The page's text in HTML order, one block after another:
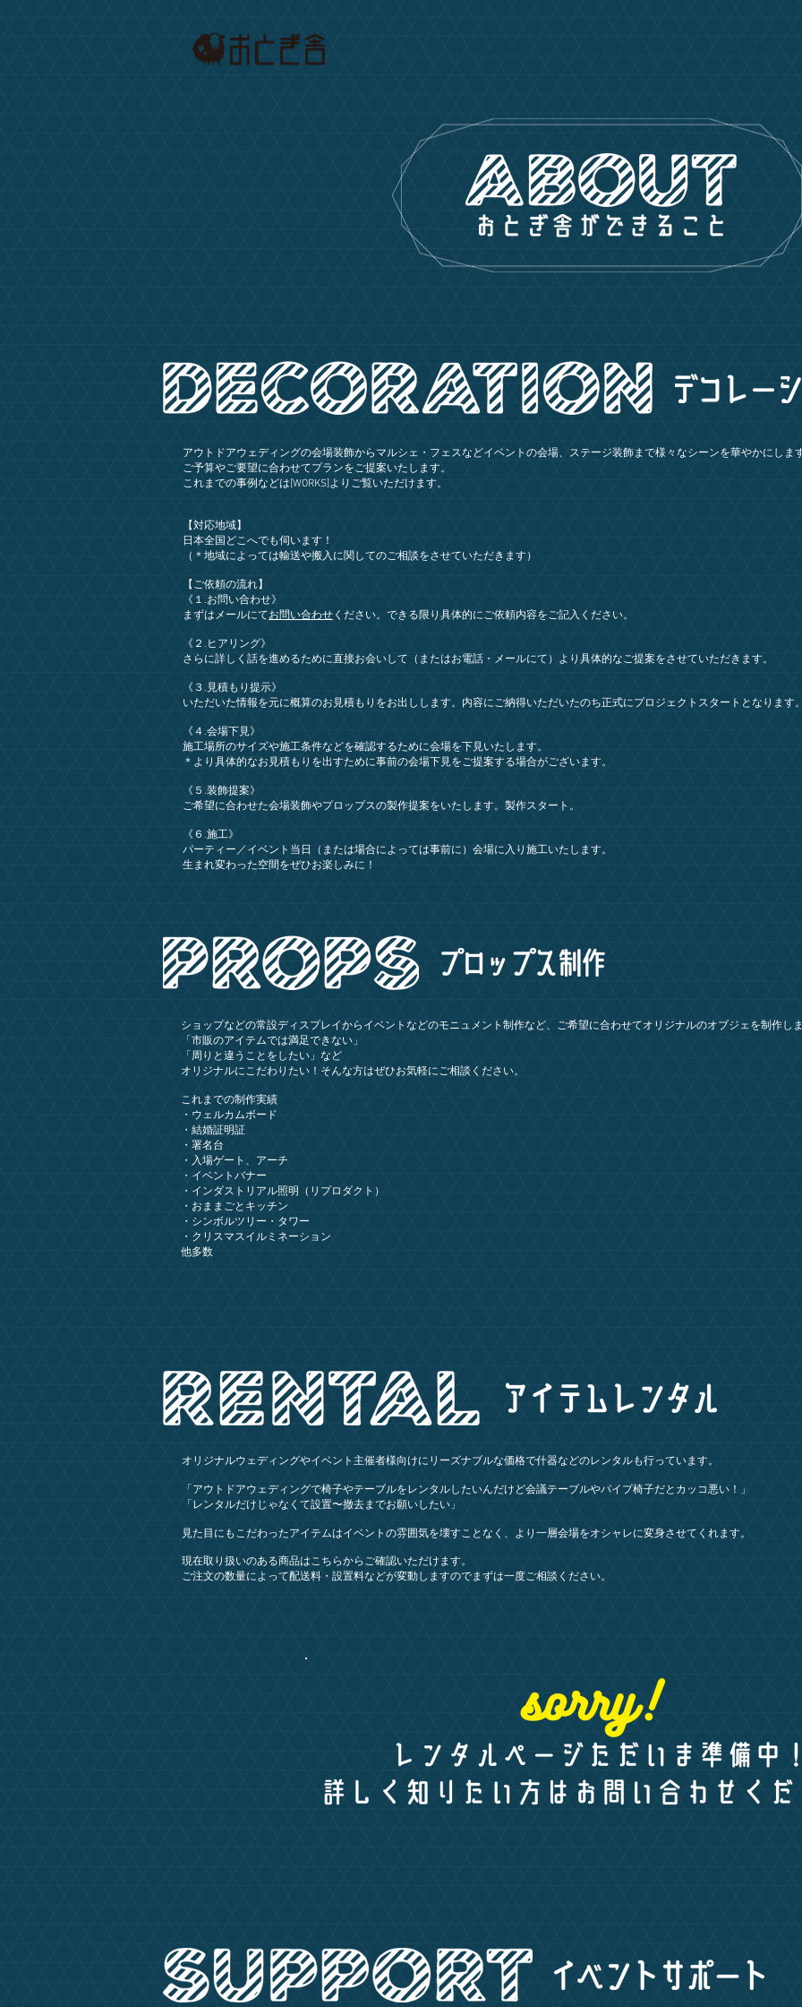
アウトドアウェディングの会場装飾からマルシェ・フェスなどイベントの会場、ステージ装飾まで様々なシーンを華やかにしま
ご予算やご要望に合わせてプランをご提案いたします。
これまでの事例などは[WORKS]よりご覧いただけます。
【対応地域】
日本全国どこへでも伺います！
（＊地域によっては輸送や搬入に関してのご相談をさせていただきます）
【ご依頼の流れ】​
《１.お問い合わせ》
まずはメールにてお問い合わせ ください。できる限り具体的にご依頼内容をご記入ください。
《２.ヒアリング》
さらに詳しく話を進めるために直接お会いして（またはお電話・メールにて）より具体的なご提案をさせていただきます。
《３.見積もり提示》
いただいた情報を元に概算のお見積もりをお出しします。内容にご納得いただいたのち正式にプロジェクトスタートとなります
《４.会場下見》
施工場所のサイズや施工条件などを確認するために会場を下見いたします。
​＊より具体的なお見積もりを出すために事前の会場下見をご提案する場合がございます。
《５.装飾提案》
ご希望に合わせた会場装飾やプロップスの製作提案をいたします。製作スタート。
《６.施工》
パーティー／イベント当日（または場合によっては事前に）会場に入り施工いたします。
生まれ変わった空間をぜひお楽しみに！​​
ショップなどの常設ディスプレイからイベントなどのモニュメント制作など、ご希望に合わせてオリジナルのオブジェを制作し
「市販のアイテムでは満足できない」
「周りと違うことをしたい」 など
​オリジナルにこだわりたい！そんな方はぜひお気軽にご相談ください。
これまでの制作実績
・ウェルカムボード
・結婚証明証
・署名台
・入場ゲート、アーチ
・イベントバナー
・インダストリアル照明（リプロダクト）
・おままごとキッチン
・シンボルツリー・タワー
・クリスマスイルミネーション
他多数
オリジナルウェディングやイベント主催者様向けにリーズナブルな価格で什器などのレンタルも行っています。
「アウトドアウェディングで椅子やテーブルをレンタルしたいんだけど会議テーブルやパイプ椅子だとカッコ悪い！」
「レンタルだけじゃなくて設置〜撤去までお願いしたい」
見た目にもこだわったアイテムはイベントの雰囲気を壊すことなく、より一層会場をオシャレに変身させてくれます。
現在取り扱いのある商品はこちらからご確認いただけます。
​ご注文の数量によって配送料・設置料などが変動しますのでまずは一度ご相談ください。